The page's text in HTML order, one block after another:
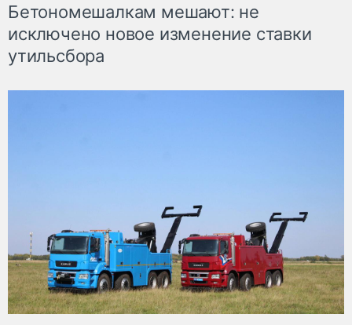
Бетономешалкам мешают: не
исключено новое изменение ставки
утильсбора